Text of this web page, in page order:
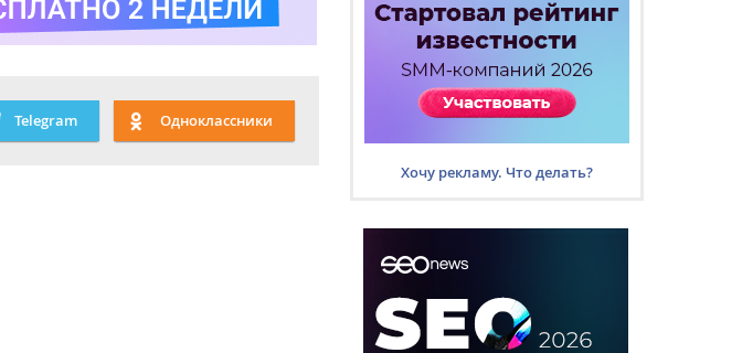
Telegram Одноклассники
Хочу рекламу. Что делать?